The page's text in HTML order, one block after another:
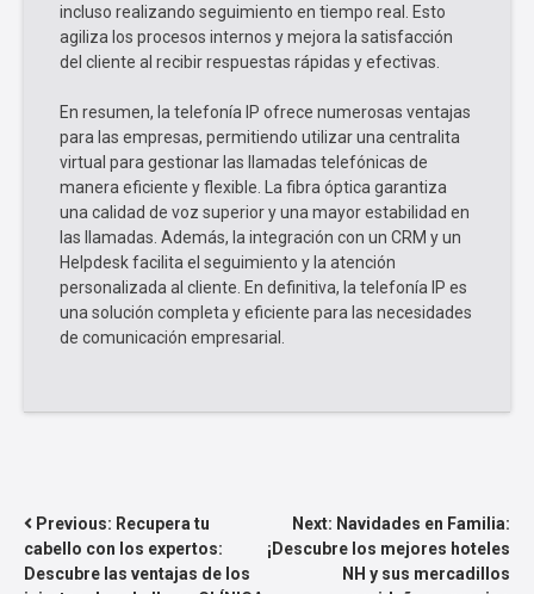
incluso realizando seguimiento en tiempo real. Esto
agiliza los procesos internos y mejora la satisfacción
del cliente al recibir respuestas rápidas y efectivas.
En resumen, la telefonía IP ofrece numerosas ventajas
para las empresas, permitiendo utilizar una centralita
virtual para gestionar las llamadas telefónicas de
manera eficiente y flexible. La fibra óptica garantiza
una calidad de voz superior y una mayor estabilidad en
las llamadas. Además, la integración con un CRM y un
Helpdesk facilita el seguimiento y la atención
personalizada al cliente. En definitiva, la telefonía IP es
una solución completa y eficiente para las necesidades
de comunicación empresarial.
NAVEGACIÓN
DE
Previous: Recupera tu
cabello con los expertos:
Descubre las ventajas de los
Next: Navidades en Familia:
¡Descubre los mejores hoteles
NH y sus mercadillos